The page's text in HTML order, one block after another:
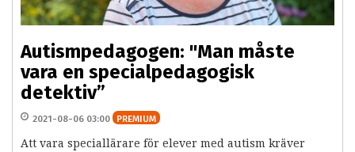
Autismpedagogen: "Man måste
vara en specialpedagogisk
detektiv”
2021-08-06 03:00 PREMIUM
Att vara speciallärare för elever med autism kräver